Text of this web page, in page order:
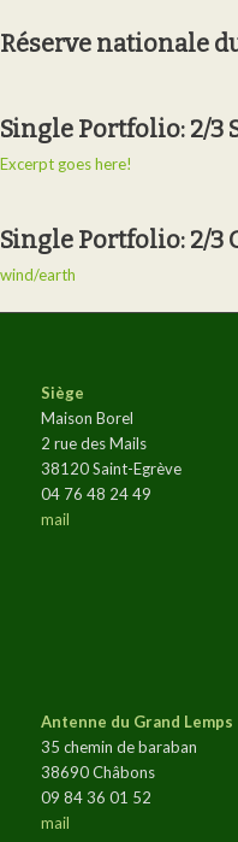
Réserve nationale
Single Portfolio: 2/3
Excerpt goes here!
Single Portfolio: 2/3
wind/earth
Siège
Maison Borel
2 rue des Mails
38120 Saint-Egrève
04 76 48 24 49
mail
Antenne du Grand Lemps
35 chemin de baraban
38690 Châbons
09 84 36 01 52
mail